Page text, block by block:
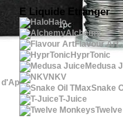
d'Ap
E Liquide Etranger
Halo
Alchemy
Flavour Art
HyprTonic
Medusa
NKV
Snake
T-Juice